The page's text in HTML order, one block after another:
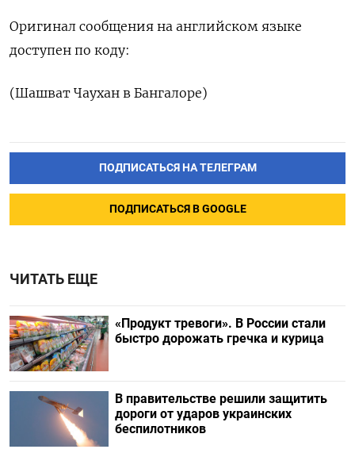
Оригинал сообщения на английском языке
доступен по коду:
(Шашват Чаухан в Бангалоре)
ПОДПИСАТЬСЯ НА ТЕЛЕГРАМ
ПОДПИСАТЬСЯ В GOOGLE
ЧИТАТЬ ЕЩЕ
«Продукт тревоги». В России стали
быстро дорожать гречка и курица
В правительстве решили защитить
дороги от ударов украинских
беспилотников